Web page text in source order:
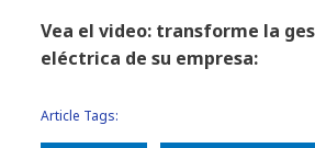
Vea el video: transforme la
eléctrica de su empresa:
Article Tags: